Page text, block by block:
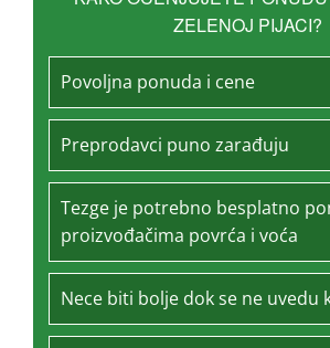
ZELENOJ PIJACI?
Povoljna ponuda i cene
Preprodavci puno zarađuju
Tezge je potrebno besplatno
proizvođačima povrća i voća
Nece biti bolje dok se ne uvedu